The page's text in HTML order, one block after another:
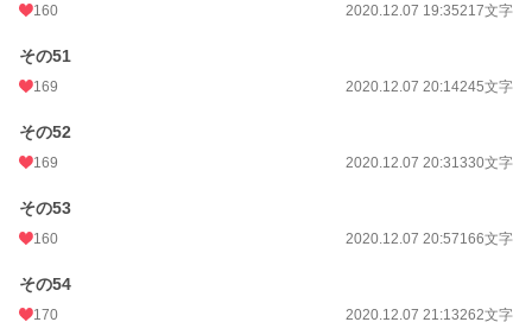
160 2020.12.07 19:35217文字
その51
169 2020.12.07 20:14245文字
その52
169 2020.12.07 20:31330文字
その53
160 2020.12.07 20:57166文字
その54
170 2020.12.07 21:13262文字